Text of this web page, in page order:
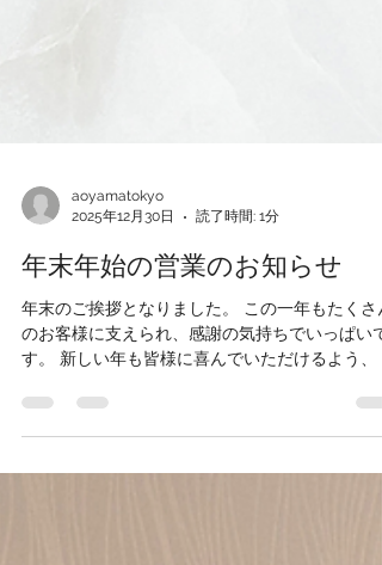
2025年12月30日
読了時間: 1分
年末年始の営業のお知らせ
年末のご挨拶となりました。 この一年もたくさ
す。 新しい年も皆様に喜んでいただけるよう、